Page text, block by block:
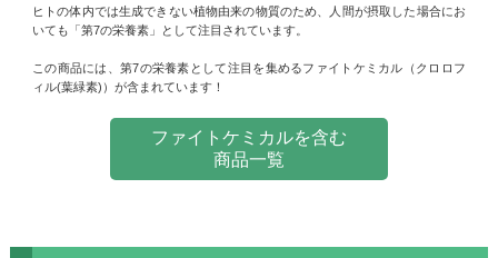
ヒトの体内では生成できない植物由来の物質のため、人間が摂取した場合にお
いても「第7の栄養素」として注目されています。
この商品には、第7の栄養素として注目を集めるファイトケミカル（クロロフ
ィル(葉緑素)）が含まれています！
ファイトケミカルを含む
商品一覧